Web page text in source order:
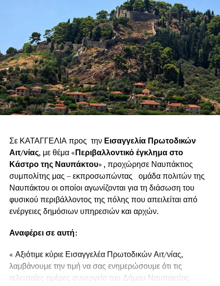
Σε ΚΑΤΑΓΓΕΛΙΑ προς την Εισαγγελία Πρωτοδικών
Αιτ/νίας, με θέμα «Περιβαλλοντικό έγκλημα στο
Κάστρο της Ναυπάκτου» , προχώρησε Ναυπάκτιος
συμπολίτης μας – εκπροσωπώντας ομάδα πολιτών της
Ναυπάκτου οι οποίοι αγωνίζονται για τη διάσωση του
φυσικού περιβάλλοντος της πόλης που απειλείται από
ενέργειες δημόσιων υπηρεσιών και αρχών.
Αναφέρει σε αυτή:
« Αξιότιμε κύριε Εισαγγελέα Πρωτοδικών Αιτ/νίας,
λαμβάνουμε την τιμή να σας ενημερώσουμε ότι τις
τελευταίες ημέρες συνεργείο του Δήμου Ναυπακτίας